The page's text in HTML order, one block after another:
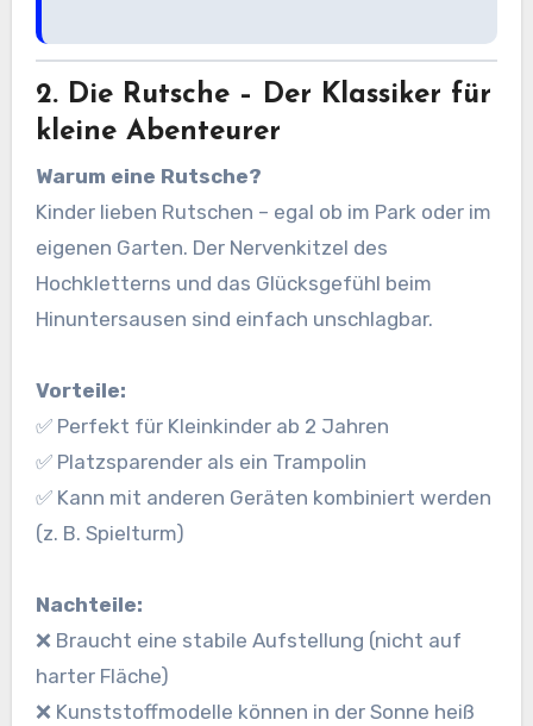
2. Die Rutsche – Der Klassiker für
kleine Abenteurer
Warum eine Rutsche?
Kinder lieben Rutschen – egal ob im Park oder im
eigenen Garten. Der Nervenkitzel des
Hochkletterns und das Glücksgefühl beim
Hinuntersausen sind einfach unschlagbar.
Vorteile:
✅ Perfekt für Kleinkinder ab 2 Jahren
✅ Platzsparender als ein Trampolin
✅ Kann mit anderen Geräten kombiniert werden
(z. B. Spielturm)
Nachteile:
❌ Braucht eine stabile Aufstellung (nicht auf
harter Fläche)
❌ Kunststoffmodelle können in der Sonne heiß